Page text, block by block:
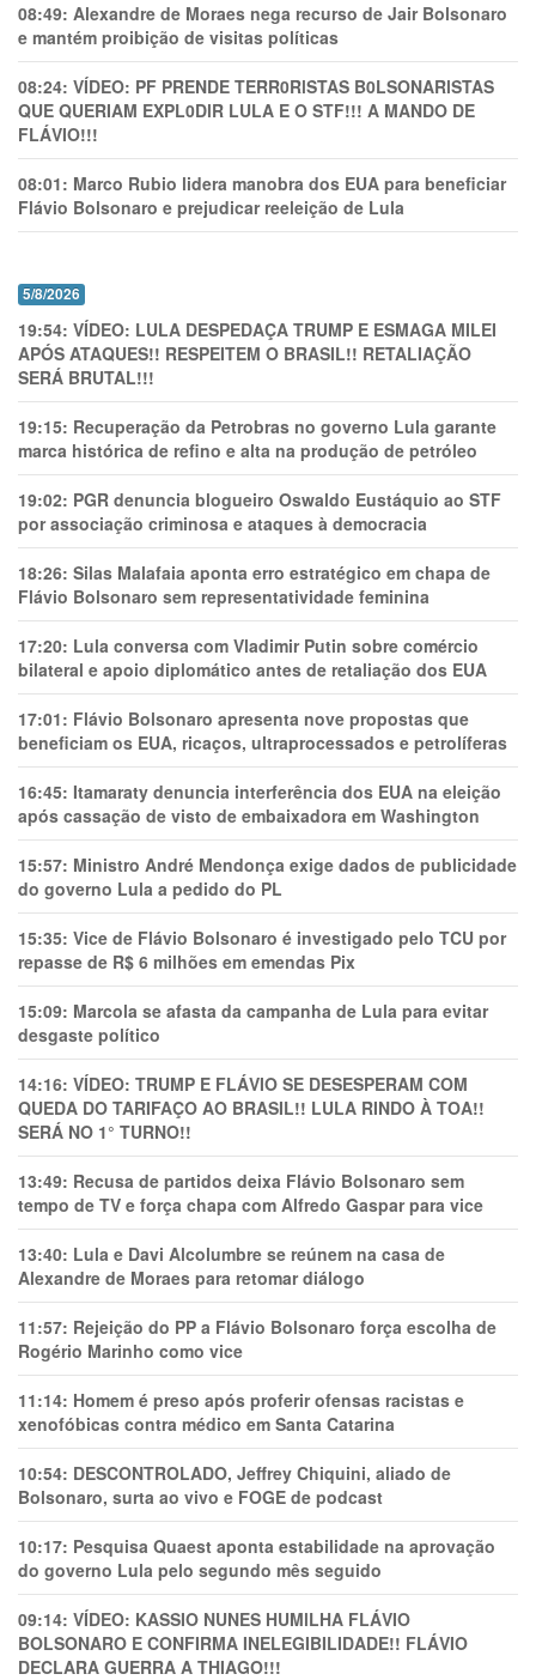
08:49: Alexandre de Moraes nega recurso de Jair Bolsonaro
e mantém proibição de visitas políticas
08:24: VÍDEO: PF PRENDE TERR0RlSTAS B0LSONARlSTAS
QUE QUERIAM EXPL0DlR LULA E O STF!!! A MANDO DE
FLÁVIO!!!
08:01: Marco Rubio lidera manobra dos EUA para beneficiar
Flávio Bolsonaro e prejudicar reeleição de Lula
5/8/2026
19:54: VÍDEO: LULA DESPEDAÇA TRUMP E ESMAGA MILEI
APÓS ATAQUES!! RESPEITEM O BRASIL!! RETALIAÇÃO
SERÁ BRUTAL!!!
19:15: Recuperação da Petrobras no governo Lula garante
marca histórica de refino e alta na produção de petróleo
19:02: PGR denuncia blogueiro Oswaldo Eustáquio ao STF
por associação criminosa e ataques à democracia
18:26: Silas Malafaia aponta erro estratégico em chapa de
Flávio Bolsonaro sem representatividade feminina
17:20: Lula conversa com Vladimir Putin sobre comércio
bilateral e apoio diplomático antes de retaliação dos EUA
17:01: Flávio Bolsonaro apresenta nove propostas que
beneficiam os EUA, ricaços, ultraprocessados e petrolíferas
16:45: Itamaraty denuncia interferência dos EUA na eleição
após cassação de visto de embaixadora em Washington
15:57: Ministro André Mendonça exige dados de publicidade
do governo Lula a pedido do PL
15:35: Vice de Flávio Bolsonaro é investigado pelo TCU por
repasse de R$ 6 milhões em emendas Pix
15:09: Marcola se afasta da campanha de Lula para evitar
desgaste político
14:16: VÍDEO: TRUMP E FLÁVIO SE DESESPERAM COM
QUEDA DO TARIFAÇO AO BRASIL!! LULA RINDO À TOA!!
SERÁ NO 1° TURNO!!
13:49: Recusa de partidos deixa Flávio Bolsonaro sem
tempo de TV e força chapa com Alfredo Gaspar para vice
13:40: Lula e Davi Alcolumbre se reúnem na casa de
Alexandre de Moraes para retomar diálogo
11:57: Rejeição do PP a Flávio Bolsonaro força escolha de
Rogério Marinho como vice
11:14: Homem é preso após proferir ofensas racistas e
xenofóbicas contra médico em Santa Catarina
10:54: DESCONTROLADO, Jeffrey Chiquini, aliado de
Bolsonaro, surta ao vivo e FOGE de podcast
10:17: Pesquisa Quaest aponta estabilidade na aprovação
do governo Lula pelo segundo mês seguido
09:14: VÍDEO: KASSIO NUNES HUMlLHA FLÁVIO
BOLSONARO E CONFIRMA INELEGIBILIDADE!! FLÁVIO
DECLARA GUERRA A THIAGO!!!